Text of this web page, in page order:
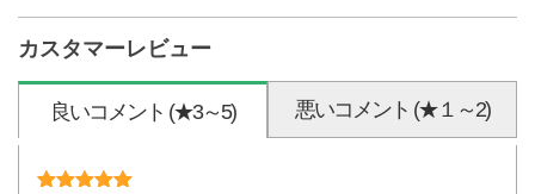
カスタマーレビュー
良いコメント (★3～5) 悪いコメント (★１～2)